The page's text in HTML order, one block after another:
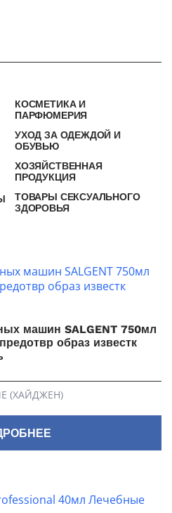
КОСМЕТИКА И
ПАРФЮМЕРИЯ
УХОД ЗА ОДЕЖДОЙ И
ОБУВЬЮ
ХОЗЯЙСТВЕННАЯ
ПРОДУКЦИЯ
ТОВАРЫ СЕКСУАЛЬНОГО
ЗДОРОВЬЯ
машин SALGENT 750мл
образ известк
(ХАЙДЖЕН)